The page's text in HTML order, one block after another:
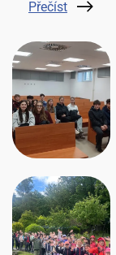
Přečíst